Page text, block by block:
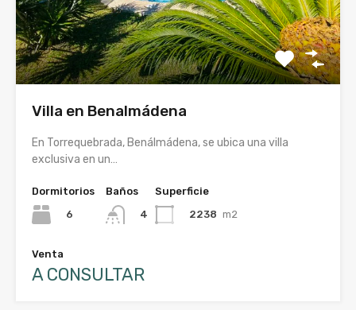
Villa en Benalmádena
En Torrequebrada, Benálmádena, se ubica una villa
exclusiva en un…
Dormitorios
6
Baños
4
Superficie
2238 m2
Venta
A CONSULTAR